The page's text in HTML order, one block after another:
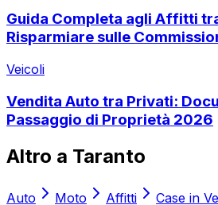
Guida Completa agli Affitti
Risparmiare sulle
Veicoli
Vendita Auto tra Privati:
Passaggio di Proprietà 2026
Altro a Taranto
Auto Moto Affitti Case in